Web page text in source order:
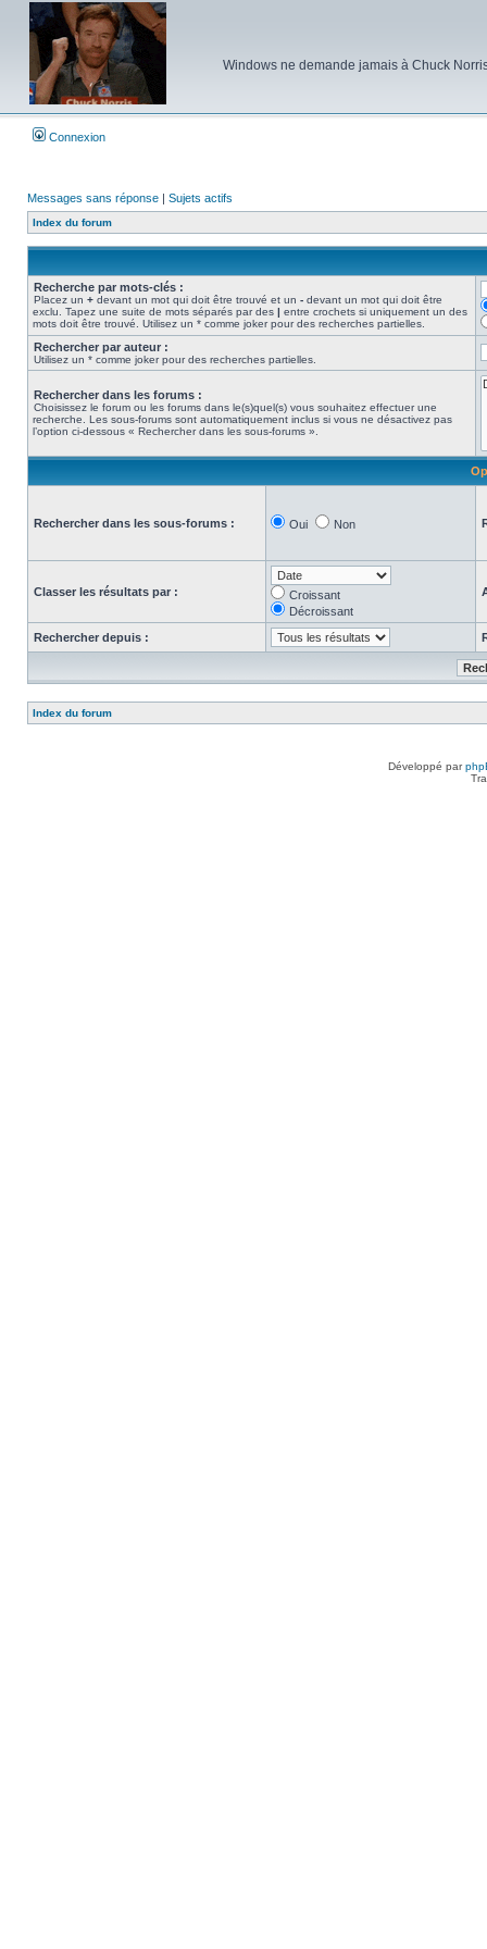
Windows ne demande jamais à Chuck
Connexion
Messages sans réponse | Sujets actifs
Index du forum
Recherche par mots-clés :
Placez un + devant un mot qui doit être trouvé et un - devant un mot qui doit être
exclu. Tapez une suite de mots séparés par des | entre crochets si uniquement un des
mots doit être trouvé. Utilisez un * comme joker pour des recherches partielles.
Rechercher par auteur :
Utilisez un * comme joker pour des recherches partielles.
Rechercher dans les forums :
Choisissez le forum ou les forums dans le(s)quel(s) vous souhaitez effectuer une
recherche. Les sous-forums sont automatiquement inclus si vous ne désactivez pas
l’option ci-dessous « Rechercher dans les sous-forums ».
Rechercher dans les sous-forums : Oui Non
Classer les résultats par :
Croissant
Décroissant
Rechercher depuis :
Index du forum
Développé par